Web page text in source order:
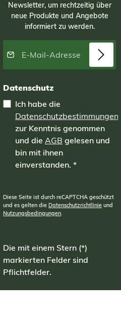
Newsletter, um rechtzeitig über
neue Produkte und Angebote
informiert zu werden.
E-Mail-Adresse*
Datenschutz
Ich habe die
Datenschutzbestimmungen
zur Kenntnis genommen
und die AGB gelesen und
bin mit ihnen
einverstanden. *
Diese Seite ist durch reCAPTCHA geschützt
und es gelten die Datenschutzrichtlinie und
Nutzungsbedingungen.
Die mit einem Stern (*)
markierten Felder sind
Pflichtfelder.